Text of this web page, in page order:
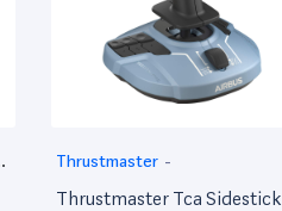
Thrustmaster -
Thrustmaster Tca Sidestick